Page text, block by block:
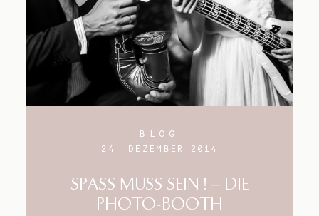
BLOG
24. DEZEMBER 2014
SPASS MUSS SEIN ! – DIE
PHOTO-BOOTH